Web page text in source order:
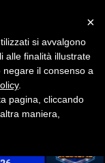
×
si avvalgono
alle finalità illustrate
il consenso a
.
pagina, cliccando
maniera,